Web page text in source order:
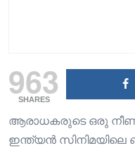
963
SHARES
ആരാധകരുടെ ഒരു നീണ്ട
ഇന്ത്യൻ സിനിമയിലെ